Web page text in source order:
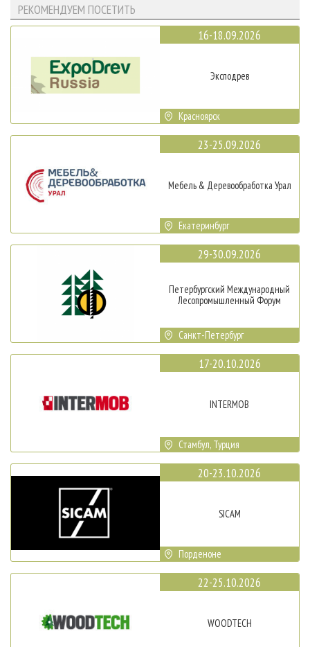
РЕКОМЕНДУЕМ ПОСЕТИТЬ
16-18.09.2026
Эксподрев
Красноярск
23-25.09.2026
Мебель & Деревообработка Урал
Екатеринбург
29-30.09.2026
Петербургский Международный
Лесопромышленный Форум
Санкт-Петербург
17-20.10.2026
INTERMOB
Стамбул, Турция
20-23.10.2026
SICAM
Порденоне
22-25.10.2026
WOODTECH